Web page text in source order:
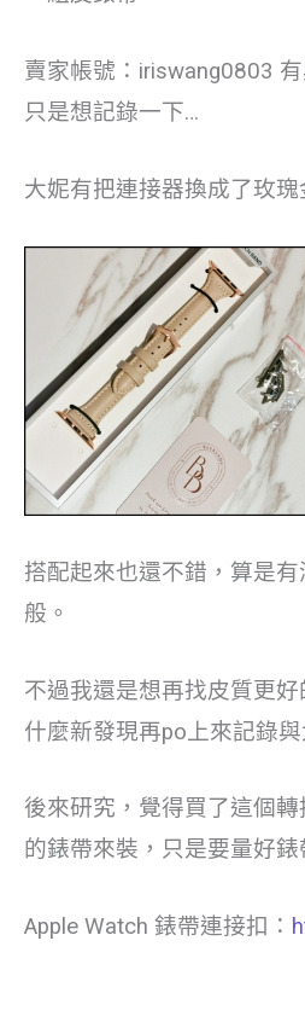
賣家帳號：iriswang0803
只是想記錄一下…
大妮有把連接器換成了玫瑰
搭配起來也還不錯，算是
般。
不過我還是想再找皮質更
什麼新發現再po上來記錄與
後來研究，覺得買了這個
的錶帶來裝，只是要量好錶
Apple Watch 錶帶連接扣：